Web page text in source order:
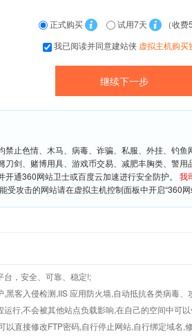
正式购买 试用7天
（收费
我已阅读并同意建站侠 虚拟主机购买
禁止色情、木马、病毒、诈骗、私服、外挂、钓
刀剑、赌博用具、游戏币交易、减肥丰胸类、警
开通360网站卫士或百度云加速进行安全防护。 我
受攻击的网站请在虚拟主机控制面板中开启“360
台，安全、可靠、稳定!;
,黑客入侵检测,IIS 应用防火墙,自动抵抗各类病毒、
运行,不会被其他站点负载影响,在自己的空间中可
以直接修改FTP密码,自行停止网站,自行绑定域名,